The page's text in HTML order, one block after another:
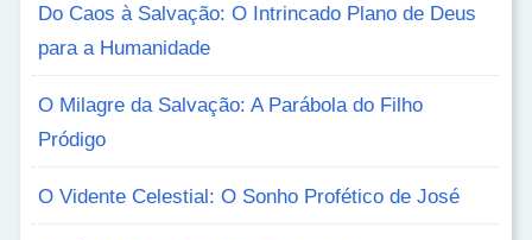
Do Caos à Salvação: O Intrincado Plano de Deus
para a Humanidade
O Milagre da Salvação: A Parábola do Filho
Pródigo
O Vidente Celestial: O Sonho Profético de José